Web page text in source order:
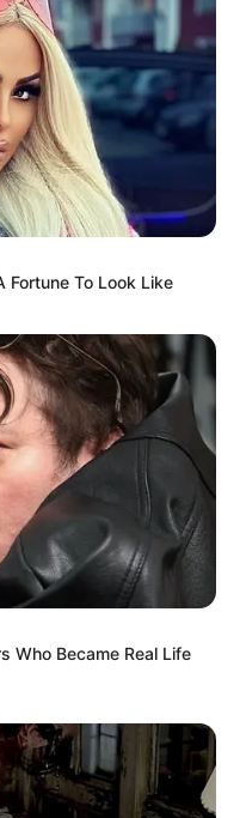
Fortune To Look Like
Who Became Real Life